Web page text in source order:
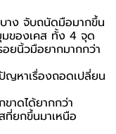
บาง จับถนัดมือมากขึ้น
ของเคส ทั้ง 4 จุด
ยนิ้วมือยากมากกว่า
หาเรื่องถอดเปลี่ยน
าดได้ยากกว่า
ยกขึ้นมาเหนือ